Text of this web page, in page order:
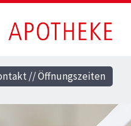
// Öffnungszeiten